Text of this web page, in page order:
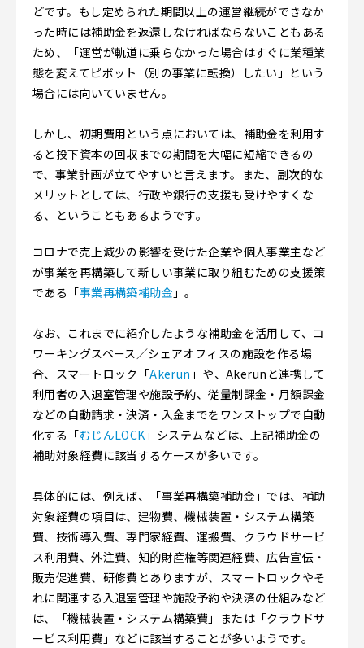
どです。もし定められた期間以上の運営継続ができなか
った時には補助金を返還しなければならないこともある
ため、「運営が軌道に乗らなかった場合はすぐに業種業
態を変えてピボット（別の事業に転換）したい」という
場合には向いていません。
しかし、初期費用という点においては、補助金を利用す
ると投下資本の回収までの期間を大幅に短縮できるの
で、事業計画が立てやすいと言えます。また、副次的な
メリットとしては、行政や銀行の支援も受けやすくな
る、ということもあるようです。
コロナで売上減少の影響を受けた企業や個人事業主など
が事業を再構築して新しい事業に取り組むための支援策
である「事業再構築補助金 」。
なお、これまでに紹介したような補助金を活用して、コ
ワーキングスペース／シェアオフィスの施設を作る場
合、スマートロック「Akerun 」や、Akerunと連携して
利用者の入退室管理や施設予約、従量制課金・月額課金
などの自動請求・決済・入金までをワンストップで自動
化する「むじんLOCK 」システムなどは、上記補助金の
補助対象経費に該当するケースが多いです。
具体的には、例えば、「事業再構築補助金」では、補助
対象経費の項目は、建物費、機械装置・システム構築
費、技術導入費、専門家経費、運搬費、クラウドサービ
ス利用費、外注費、知的財産権等関連経費、広告宣伝・
販売促進費、研修費とありますが、スマートロックやそ
れに関連する入退室管理や施設予約や決済の仕組みなど
は、「機械装置・システム構築費」または「クラウドサ
ービス利用費」などに該当することが多いようです。